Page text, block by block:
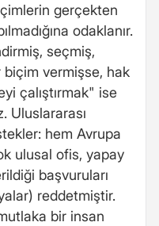
gerçekten
odaklanır.
seçmiş,
vermişse, hak
çalıştırmak" ise
Uluslararası
hem Avrupa
ulusal ofis, yapay
başvuruları
reddetmiştir.
bir insan